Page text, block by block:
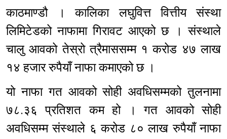
काठमाण्डौ । कालिका लघुवित्त वित्तीय संस्था
लिमिटेडको नाफामा गिरावट आएको छ । संस्थाले
चालु आवको तेस्रो त्रैमाससम्म १ करोड ४७ लाख
१४ हजार रुपैयाँ नाफा कमाएको छ ।
यो नाफा गत आवको सोही अवधिसम्मको तुलनामा
७८.३६ प्रतिशत कम हो । गत आवको सोही
अवधिसम्म संस्थाले ६ करोड ८० लाख रुपैयाँ नाफा